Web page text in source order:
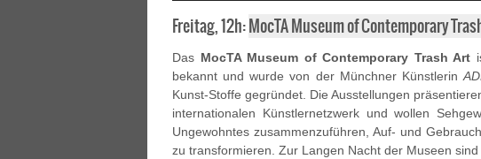
Freitag, 12h:MocTA Museum of Contemporary
Das MocTA Museum of Contemporary Trash Art
bekannt und wurde von der Münchner Künstlerin
Kunst-Stoffe gegründet. Die Ausstellungen
internationalen Künstlernetzwerk und wollen
Ungewohntes zusammenzuführen, Auf- und
zu transformieren. Zur Langen Nacht der Museen